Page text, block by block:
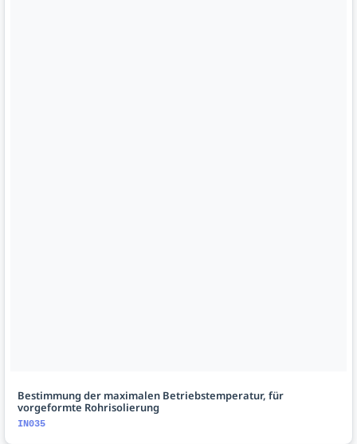
Bestimmung der maximalen Betriebstemperatur, für
vorgeformte Rohrisolierung
IN035